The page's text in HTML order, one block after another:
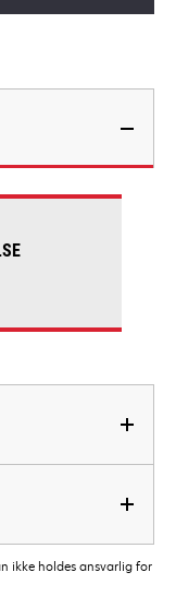
ikke holdes ansvarlig for